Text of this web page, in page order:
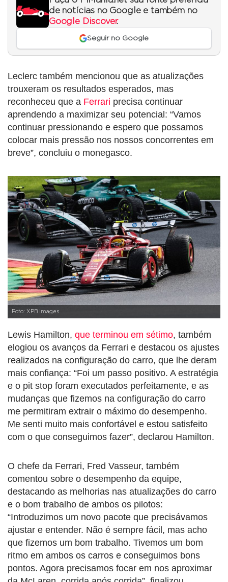
de notícias no Google e também no
Google Discover.
Seguir no Google
Leclerc também mencionou que as atualizações
trouxeram os resultados esperados, mas
reconheceu que a Ferrari precisa continuar
aprendendo a maximizar seu potencial: “Vamos
continuar pressionando e espero que possamos
colocar mais pressão nos nossos concorrentes em
breve”, concluiu o monegasco.
Foto: XPB Images
Lewis Hamilton, que terminou em sétimo, também
elogiou os avanços da Ferrari e destacou os ajustes
realizados na configuração do carro, que lhe deram
mais confiança: “Foi um passo positivo. A estratégia
e o pit stop foram executados perfeitamente, e as
mudanças que fizemos na configuração do carro
me permitiram extrair o máximo do desempenho.
Me senti muito mais confortável e estou satisfeito
com o que conseguimos fazer”, declarou Hamilton.
O chefe da Ferrari, Fred Vasseur, também
comentou sobre o desempenho da equipe,
destacando as melhorias nas atualizações do carro
e o bom trabalho de ambos os pilotos:
“Introduzimos um novo pacote que precisávamos
ajustar e entender. Não é sempre fácil, mas acho
que fizemos um bom trabalho. Tivemos um bom
ritmo em ambos os carros e conseguimos bons
pontos. Agora precisamos focar em nos aproximar